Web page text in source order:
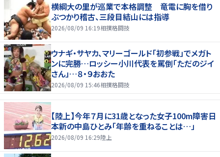
横綱大の里が巡業で本格調整 竜電に胸を借り
ぶつかり稽古、三段目結山には指導
2026/08/09 16:19相撲格闘技
ウナギ・サヤカ、マリーゴールド「初参戦」でメガト
ンに完勝…ロッシー小川代表を罵倒「ただのジイ
さん」…８・９おおた
2026/08/09 15:46相撲格闘技
【陸上】今年７月に31歳となった女子100m障害日
本新の中島ひとみ「年齢を重ねることは…」
2026/08/09 16:29陸上